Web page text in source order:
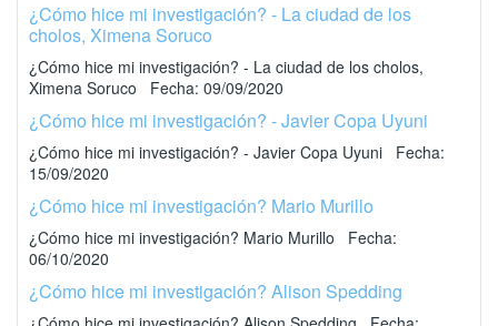
¿Cómo hice mi investigación? - La ciudad de los
cholos, Ximena Soruco
¿Cómo hice mi investigación? - La ciudad de los cholos,
Ximena Soruco Fecha: 09/09/2020
¿Cómo hice mi investigación? - Javier Copa Uyuni
¿Cómo hice mi investigación? - Javier Copa Uyuni Fecha:
15/09/2020
¿Cómo hice mi investigación? Mario Murillo
¿Cómo hice mi investigación? Mario Murillo Fecha:
06/10/2020
¿Cómo hice mi investigación? Alison Spedding